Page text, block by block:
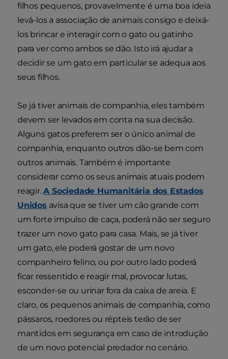
filhos pequenos, provavelmente é uma boa ideia
levá-los a associação de animais consigo e deixá-
los brincar e interagir com o gato ou gatinho
para ver como ambos se dão. Isto irá ajudar a
decidir se um gato em particular se adequa aos
seus filhos.
Se já tiver animais de companhia, eles também
devem ser levados em conta na sua decisão.
Alguns gatos preferem ser o único animal de
companhia, enquanto outros dão-se bem com
outros animais. Também é importante
considerar como os seus animais atuais podem
reagir.A Sociedade Humanitária dos Estados
Unidos avisa que se tiver um cão grande com
um forte impulso de caça, poderá não ser seguro
trazer um novo gato para casa. Mais, se já tiver
um gato, ele poderá gostar de um novo
companheiro felino, ou por outro lado poderá
ficar ressentido e reagir mal, provocar lutas,
esconder-se ou urinar fora da caixa de areia. E
claro, os pequenos animais de companhia, como
pássaros, roedores ou répteis terão de ser
mantidos em segurança em caso de introdução
de um novo potencial predador no cenário.